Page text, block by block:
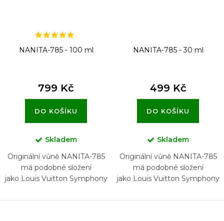
NANITA-785 - 100 ml
799 Kč
DO KOŠÍKU
Skladem
Originální vůně NANITA-785
má podobné složení
jako Louis Vuitton Symphony
NANITA-785 - 30 ml
499 Kč
DO KOŠÍKU
Skladem
Originální vůně NANITA-785
má podobné složení
jako Louis Vuitton Symphony